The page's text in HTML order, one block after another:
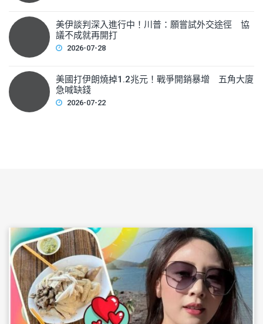
美伊談判深入進行中！川普：願嘗試外交途徑 協
議不成就再開打
2026-07-28
美國打伊朗燒掉1.2兆元！戰爭開銷暴增 五角大廈
急喊缺錢
2026-07-22